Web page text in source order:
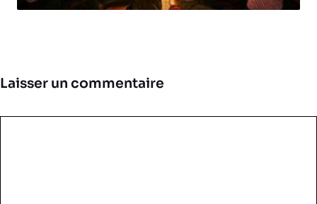
Laisser un commentaire